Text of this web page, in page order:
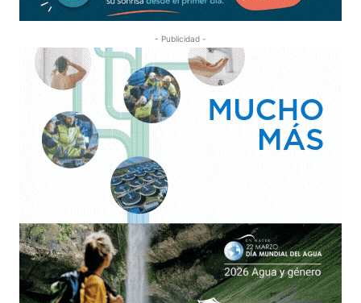
- Publicidad -